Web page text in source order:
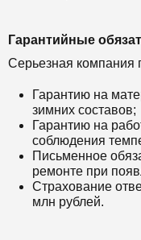
Гарантийные
Серьезная компания
Гарантию на
зимних составов;
Гарантию на
соблюдения
Письменное
ремонте при
Страхование
млн рублей.